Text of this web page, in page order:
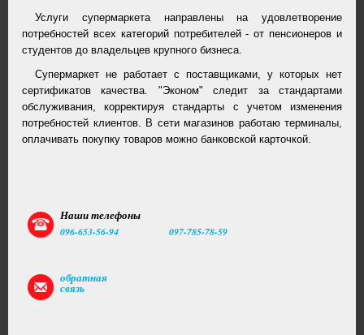
Услуги супермаркета направлены на удовлетворение
потребностей всех категорий потребителей - от пенсионеров и
студентов до владельцев крупного бизнеса.
Супермаркет не работает с поставщиками, у которых нет
сертификатов качества. "Эконом" следит за стандартами
обслуживания, корректируя стандарты с учетом изменения
потребностей клиентов. В сети магазинов работаю терминалы,
оплачивать покупку товаров можно банковской карточкой.
Наши телефоны
096-653-56-94 097-785-78-59
обратная
связь